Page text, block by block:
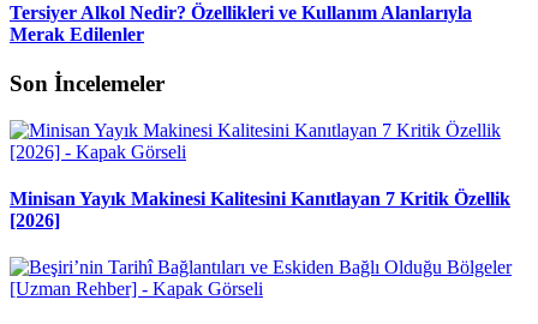
Tersiyer Alkol Nedir? Özellikleri ve Kullanım Alanlarıyla
Merak Edilenler
Son İncelemeler
Minisan Yayık Makinesi Kalitesini Kanıtlayan 7 Kritik Özellik
[2026]